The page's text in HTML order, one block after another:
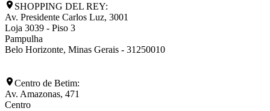
SHOPPING DEL REY:
Av. Presidente Carlos Luz, 3001
Loja 3039 - Piso 3
Pampulha
Belo Horizonte, Minas Gerais - 31250010
Centro de Betim:
Av. Amazonas, 471
Centro